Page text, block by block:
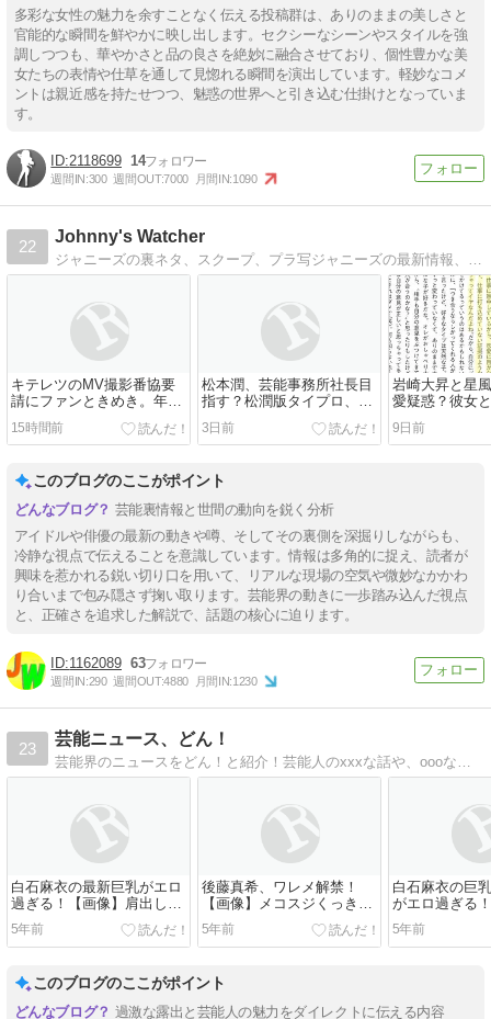
多彩な女性の魅力を余すことなく伝える投稿群は、ありのままの美しさと
官能的な瞬間を鮮やかに映し出します。セクシーなシーンやスタイルを強
調しつつも、華やかさと品の良さを絶妙に融合させており、個性豊かな美
女たちの表情や仕草を通して見惚れる瞬間を演出しています。軽妙なコメ
ントは親近感を持たせつつ、魅惑の世界へと引き込む仕掛けとなっていま
す。
2118699 14
週間IN:300 週間OUT:7000 月間IN:1090
22
Johnny's Watcher
ジャニーズの裏ネタ、スクープ、プラ写ジャニーズの最新情報、裏ネタ、スクープ、画像やプラ写をとことん追っかけてます！
キテレツのMV撮影番協要
請にファンときめき。年内
デビューか
15時間前
松本潤、芸能事務所社長目
指す？松潤版タイプロ、ア
イドルプロデュース開始と
か
3日前
岩崎大昇と星
愛疑惑？彼女
酷いという噂
9日前
このブログのここがポイント
芸能裏情報と世間の動向を鋭く分析
アイドルや俳優の最新の動きや噂、そしてその裏側を深掘りしながらも、
冷静な視点で伝えることを意識しています。情報は多角的に捉え、読者が
興味を惹かれる鋭い切り口を用いて、リアルな現場の空気や微妙なかかわ
り合いまで包み隠さず掬い取ります。芸能界の動きに一歩踏み込んだ視点
と、正確さを追求した解説で、話題の核心に迫ります。
1162089 63
週間IN:290 週間OUT:4880 月間IN:1230
23
芸能ニュース、どん！
白石麻衣の最新巨乳がエロ
過ぎる！【画像】肩出しド
レスで乳を強調披露！
5年前
後藤真希、ワレメ解禁！
【画像】メコスジくっきり
股間がエロ過ぎる！
5年前
白石麻衣の巨
がエロ過ぎる
出し過ぎ披露！
「FRIDAY」
5年前
このブログのここがポイント
過激な露出と芸能人の魅力をダイレクトに伝える内容